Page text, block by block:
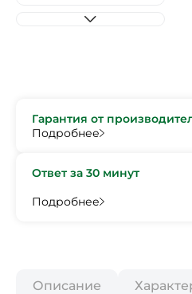
Гарантия от
Подробнее
Ответ за 30 минут
Подробнее
Описание